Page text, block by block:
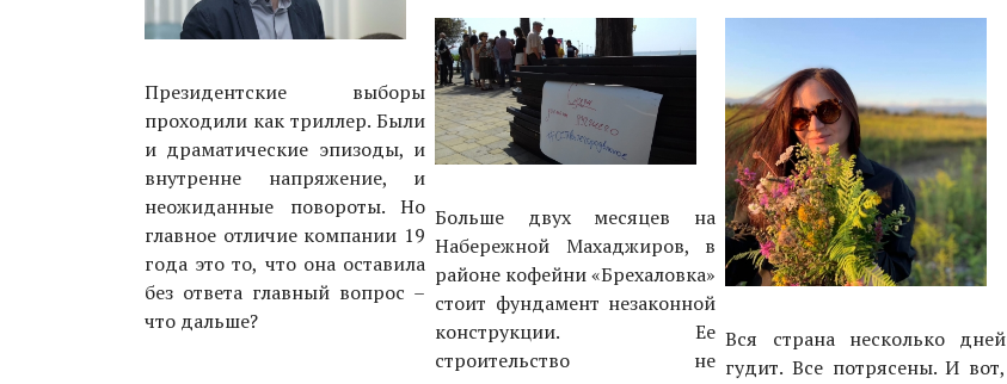
Президентские выборы
проходили как триллер. Были
и драматические эпизоды, и
внутренне напряжение, и
неожиданные повороты. Но
главное отличие компании 19
года это то, что она оставила
без ответа главный вопрос –
что дальше?
Больше двух месяцев на
Набережной Махаджиров, в
районе кофейни «Брехаловка»
стоит фундамент незаконной
конструкции. Ее
строительство не
Вся страна несколько дней
гудит. Все потрясены. И вот,